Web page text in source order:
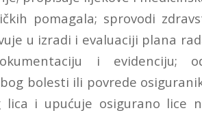
pomagala; sprovodi
u izradi i evaluaciji plana
i evidenciju;
bolesti ili povrede
lica i upućuje osigurano lice